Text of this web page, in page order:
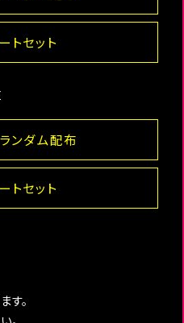
トセット
ンダム配布
トセット
す。